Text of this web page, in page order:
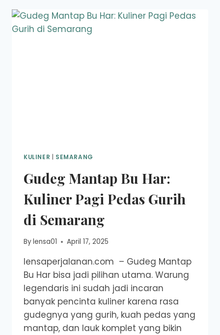
KULINER SEMARANG
Gudeg Mantap Bu Har:
Kuliner Pagi Pedas Gurih
di Semarang
Bylensa01 April 17, 2025
lensaperjalanan.com – Gudeg Mantap
Bu Har bisa jadi pilihan utama. Warung
legendaris ini sudah jadi incaran
banyak pencinta kuliner karena rasa
gudegnya yang gurih, kuah pedas yang
mantap, dan lauk komplet yang bikin